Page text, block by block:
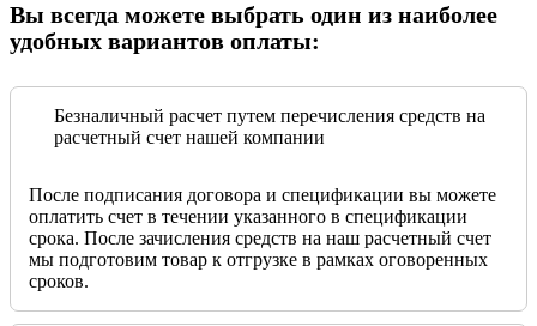
Вы всегда можете выбрать один из наиболее
удобных вариантов оплаты:
Безналичный расчет путем перечисления средств на
расчетный счет нашей компании
После подписания договора и спецификации вы можете
оплатить счет в течении указанного в спецификации
срока. После зачисления средств на наш расчетный счет
мы подготовим товар к отгрузке в рамках оговоренных
сроков.